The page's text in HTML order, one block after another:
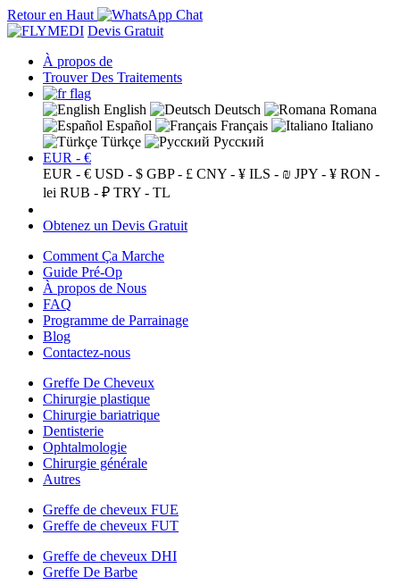
Retour en Haut
Devis Gratuit
À propos de
Trouver Des Traitements
English Deutsch
Romana
Español
Français
Italiano
Türkçe
Русский
EUR - €
EUR - € USD - $ GBP - £ CNY - ¥ ILS - ₪ JPY - ¥ RON -
lei RUB - ₽ TRY - TL
Obtenez un Devis Gratuit
Comment Ça Marche
Guide Pré-Op
À propos de Nous
FAQ
Programme de Parrainage
Blog
Contactez-nous
Greffe De Cheveux
Chirurgie plastique
Chirurgie bariatrique
Dentisterie
Ophtalmologie
Chirurgie générale
Autres
Greffe de cheveux FUE
Greffe de cheveux FUT
Greffe de cheveux DHI
Greffe De Barbe